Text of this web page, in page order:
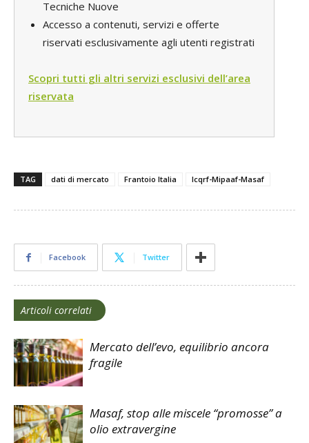
Tecniche Nuove
Accesso a contenuti, servizi e offerte
riservati esclusivamente agli utenti registrati
Scopri tutti gli altri servizi esclusivi dell’area
riservata
TAG dati di mercato Frantoio Italia Icqrf-Mipaaf-Masaf
Facebook Twitter
Articoli correlati
Mercato dell’evo, equilibrio ancora
fragile
Masaf, stop alle miscele “promosse” a
olio extravergine